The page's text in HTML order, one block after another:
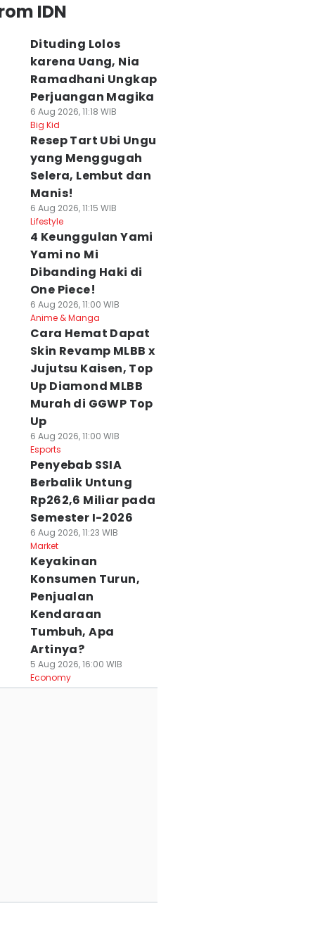
IDN
Dituding Lolos
karena Uang, Nia
Ramadhani Ungkap
Perjuangan Magika
6 Aug 2026, 11:18 WIB
Big Kid
Resep Tart Ubi Ungu
yang Menggugah
Selera, Lembut dan
Manis!
6 Aug 2026, 11:15 WIB
Lifestyle
4 Keunggulan Yami
Yami no Mi
Dibanding Haki di
One Piece!
6 Aug 2026, 11:00 WIB
Anime & Manga
Cara Hemat Dapat
Skin Revamp MLBB x
Jujutsu Kaisen, Top
Up Diamond MLBB
Murah di GGWP Top
Up
6 Aug 2026, 11:00 WIB
Esports
Penyebab SSIA
Berbalik Untung
Rp262,6 Miliar pada
Semester I-2026
6 Aug 2026, 11:23 WIB
Market
Keyakinan
Konsumen Turun,
Penjualan
Kendaraan
Tumbuh, Apa
Artinya?
5 Aug 2026, 16:00 WIB
Economy